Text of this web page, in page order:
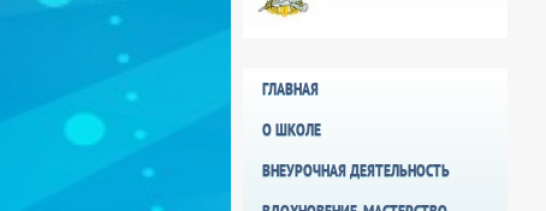
ГЛАВНАЯ
О ШКОЛЕ
ВНЕУРОЧНАЯ ДЕЯТЕЛЬНОСТЬ